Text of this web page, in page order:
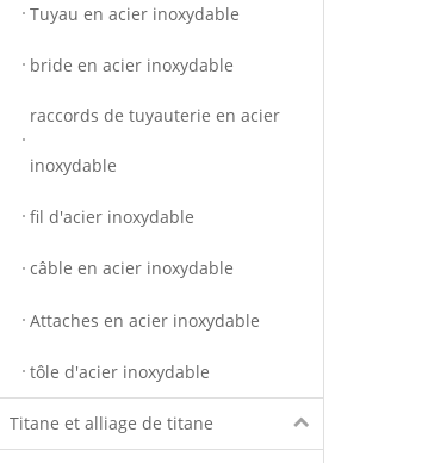
Tuyau en acier inoxydable
bride en acier inoxydable
raccords de tuyauterie en acier
inoxydable
fil d'acier inoxydable
câble en acier inoxydable
Attaches en acier inoxydable
tôle d'acier inoxydable
Titane et alliage de titane